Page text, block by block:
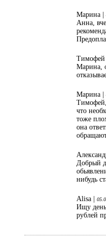
Марина |
Анна,
Тимофей
Марина,
Марина |
Тимофей,
что
тоже
она
Добрый
нибудь
Alisa |
Ищу
рублей